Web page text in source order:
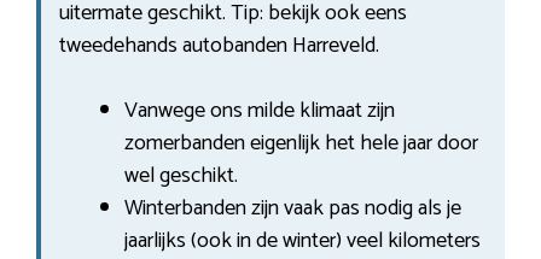
uitermate geschikt. Tip: bekijk ook eens
tweedehands autobanden Harreveld.
Vanwege ons milde klimaat zijn
zomerbanden eigenlijk het hele jaar door
wel geschikt.
Winterbanden zijn vaak pas nodig als je
jaarlijks (ook in de winter) veel kilometers